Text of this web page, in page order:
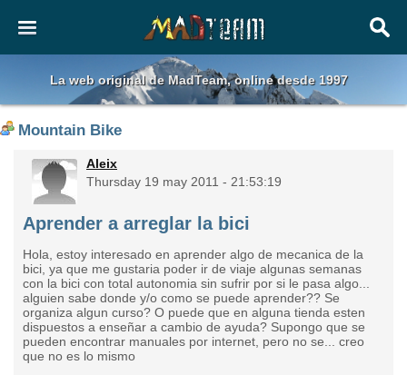
La web original de MadTeam, online desde 1997
Mountain Bike
Aleix
Thursday 19 may 2011 - 21:53:19
Aprender a arreglar la bici
Hola, estoy interesado en aprender algo de mecanica de la
bici, ya que me gustaria poder ir de viaje algunas semanas
con la bici con total autonomia sin sufrir por si le pasa algo...
alguien sabe donde y/o como se puede aprender?? Se
organiza algun curso? O puede que en alguna tienda esten
dispuestos a enseñar a cambio de ayuda? Supongo que se
pueden encontrar manuales por internet, pero no se... creo
que no es lo mismo